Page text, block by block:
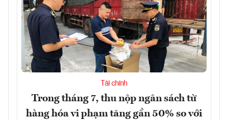
Tài chính
Trong tháng 7, thu nộp ngân sách từ
hàng hóa vi phạm tăng gần 50% so với